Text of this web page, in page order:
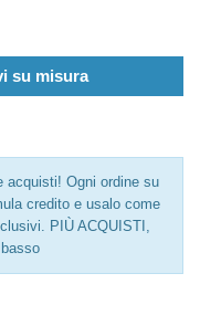
su misura
acquisti! Ogni ordine su
credito e usalo come
PIÙ ACQUISTI,